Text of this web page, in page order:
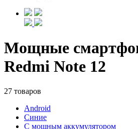
Мощные
Redmi Note 12
27 товаров
Android
Синие
С мощным аккумулятором